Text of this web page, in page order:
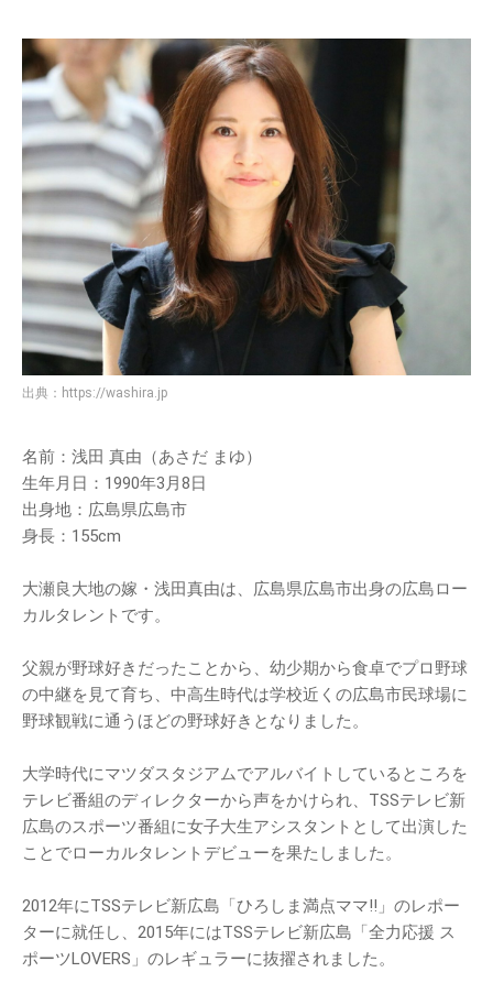
出典： https://washira.jp
名前：浅田 真由（あさだ まゆ）
生年月日：1990年3月8日
出身地：広島県広島市
身長：155cm
大瀬良大地の嫁・浅田真由は、広島県広島市出身の広島ロー
カルタレントです。
父親が野球好きだったことから、幼少期から食卓でプロ野球
の中継を見て育ち、中高生時代は学校近くの広島市民球場に
野球観戦に通うほどの野球好きとなりました。
大学時代にマツダスタジアムでアルバイトしているところを
テレビ番組のディレクターから声をかけられ、TSSテレビ新
広島のスポーツ番組に女子大生アシスタントとして出演した
ことでローカルタレントデビューを果たしました。
2012年にTSSテレビ新広島「ひろしま満点ママ!!」のレポー
ターに就任し、2015年にはTSSテレビ新広島「全力応援 ス
ポーツLOVERS」のレギュラーに抜擢されました。